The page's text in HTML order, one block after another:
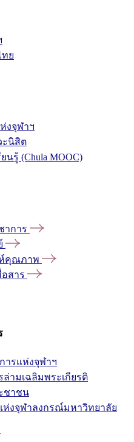
ทย
งจุฬาฯ
ะนิสิต
รู้ (Chula MOOC)
าการ
ห์คุณภาพ
สาร
ารแห่งจุฬาฯ
ามเฉลิมพระเกียรติ
ชาชน
ห่งจุฬาลงกรณ์มหาวิทยาลัย